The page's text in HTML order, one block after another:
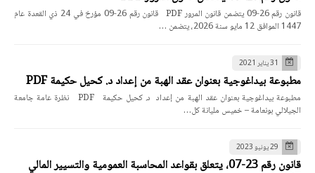
قانون رقم 26-09 يتضمن قانون المرور PDF قانون رقم 26-09 مؤرخ في 24 ذي القعدة عام
1447 الموافق 12 مايو سنة 2026، يتضمن …
31 يناير 2021
مطبوعة بيداغوجية بعنوان عقد الهبة من إعداد د. كحيل حكيمة PDF
مطبوعة بيداغوجية بعنوان عقد الهبة من إعداد د. كحيل حكيمة PDF نظرة عامة جامعة
الجيلالي بونعامة – خميس مليانة كل…
29 يونيو 2023
قانون رقم 23-07، يتعلق بقواعد المحاسبة العمومية والتسيير المالي